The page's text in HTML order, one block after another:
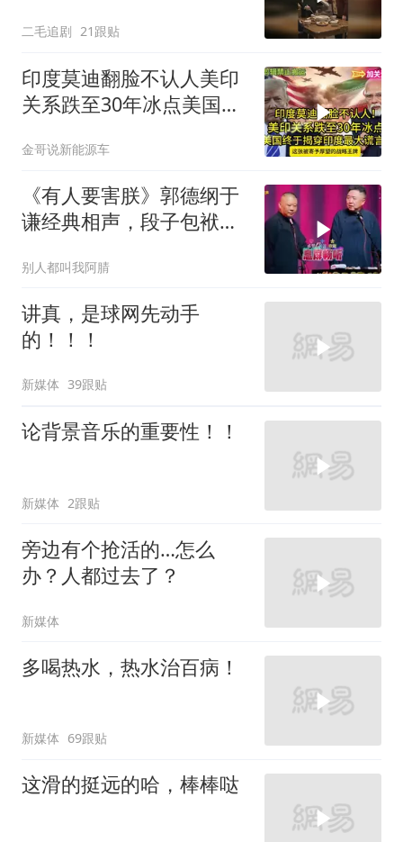
二毛追剧 21跟贴
印度莫迪翻脸不认人美印
关系跌至30年冰点美国终
金哥说新能源车
《有人要害朕》郭德纲于
谦经典相声，段子包袱满
别人都叫我阿腈
讲真，是球网先动手
的！！！
新媒体 39跟贴
论背景音乐的重要性！！
新媒体 2跟贴
旁边有个抢活的…怎么
办？人都过去了？
新媒体
多喝热水，热水治百病！
新媒体 69跟贴
这滑的挺远的哈，棒棒哒